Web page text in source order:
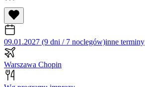
09.01.2027 (9 dni / 7 noclegów)inne terminy
Warszawa Chopin